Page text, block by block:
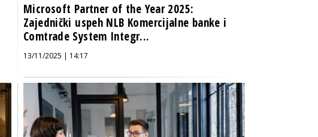
Microsoft Partner of the Year 2025:
Zajednički uspeh NLB Komercijalne banke i
Comtrade System Integr...
13/11/2025 | 14:17